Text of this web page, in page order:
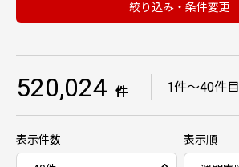
絞り込み・条件変更
520,024 件 1件〜40件目
表示件数 表示順